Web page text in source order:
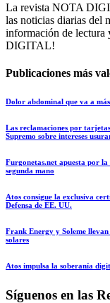
La revista NOTA
las noticias diarias del
información de
DIGITAL!
Publicaciones más
Dolor abdominal que va a
Las reclamaciones por
Supremo sobre intereses
Furgonetas.net apuesta por
segunda mano
Atos consigue la exclusiva
Defensa de EE. UU.
Frank Energy y Soleme
solares
Atos impulsa la soberanía
Síguenos en las